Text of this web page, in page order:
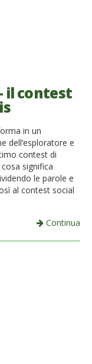
il contest
in un
dell’esploratore e
contest di
significa
le parole e
al contest social
Continua